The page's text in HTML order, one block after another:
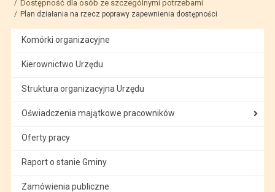
Dostępność dla osób ze szczególnymi potrzebami
Plan działania na rzecz poprawy zapewnienia dostępności
Komórki organizacyjne
Kierownictwo Urzędu
Struktura organizacyjna Urzędu
Oświadczenia majątkowe pracowników
Oferty pracy
Raport o stanie Gminy
Zamówienia publiczne